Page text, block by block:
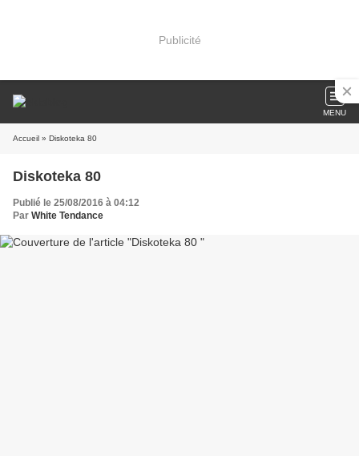
Publicité
MENU
Accueil » Diskoteka 80
Diskoteka 80
Publié le 25/08/2016 à 04:12
Par White Tendance